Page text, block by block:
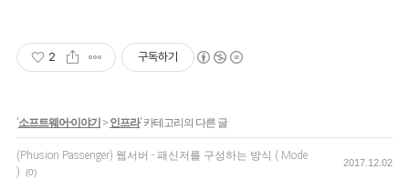
2 구독하기
'소프트웨어-이야기 > 인프라' 카테고리의 다른 글
(Phusion Passenger) 웹서버 - 패신저를 구성하는 방식 ( Mode
)
(0)
2017.12.02